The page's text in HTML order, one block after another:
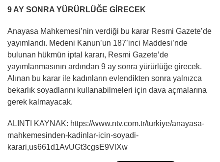
9 AY SONRA YÜRÜRLÜĞE GİRECEK
Anayasa Mahkemesi’nin verdiği bu karar Resmi Gazete’de
yayımlandı. Medeni Kanun’un 187’inci Maddesi’nde
bulunan hükmün iptal kararı, Resmi Gazete’de
yayımlanmasının ardından 9 ay sonra yürürlüğe girecek.
Alınan bu karar ile kadınların evlendikten sonra yalnızca
bekarlık soyadlarını kullanabilmeleri için dava açmalarına
gerek kalmayacak.
ALINTI KAYNAK: https://www.ntv.com.tr/turkiye/anayasa-
mahkemesinden-kadinlar-icin-soyadi-
karari,us661d1AvUGt3cgsE9VlXw